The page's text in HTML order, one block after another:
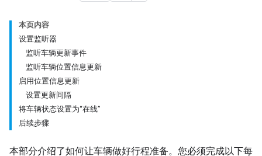
本页内容
设置监听器
监听车辆更新事件
监听车辆位置信息更新
启用位置信息更新
设置更新间隔
将车辆状态设置为“在线”
后续步骤
本部分介绍了如何让车辆做好行程准备。您必须完成以下每